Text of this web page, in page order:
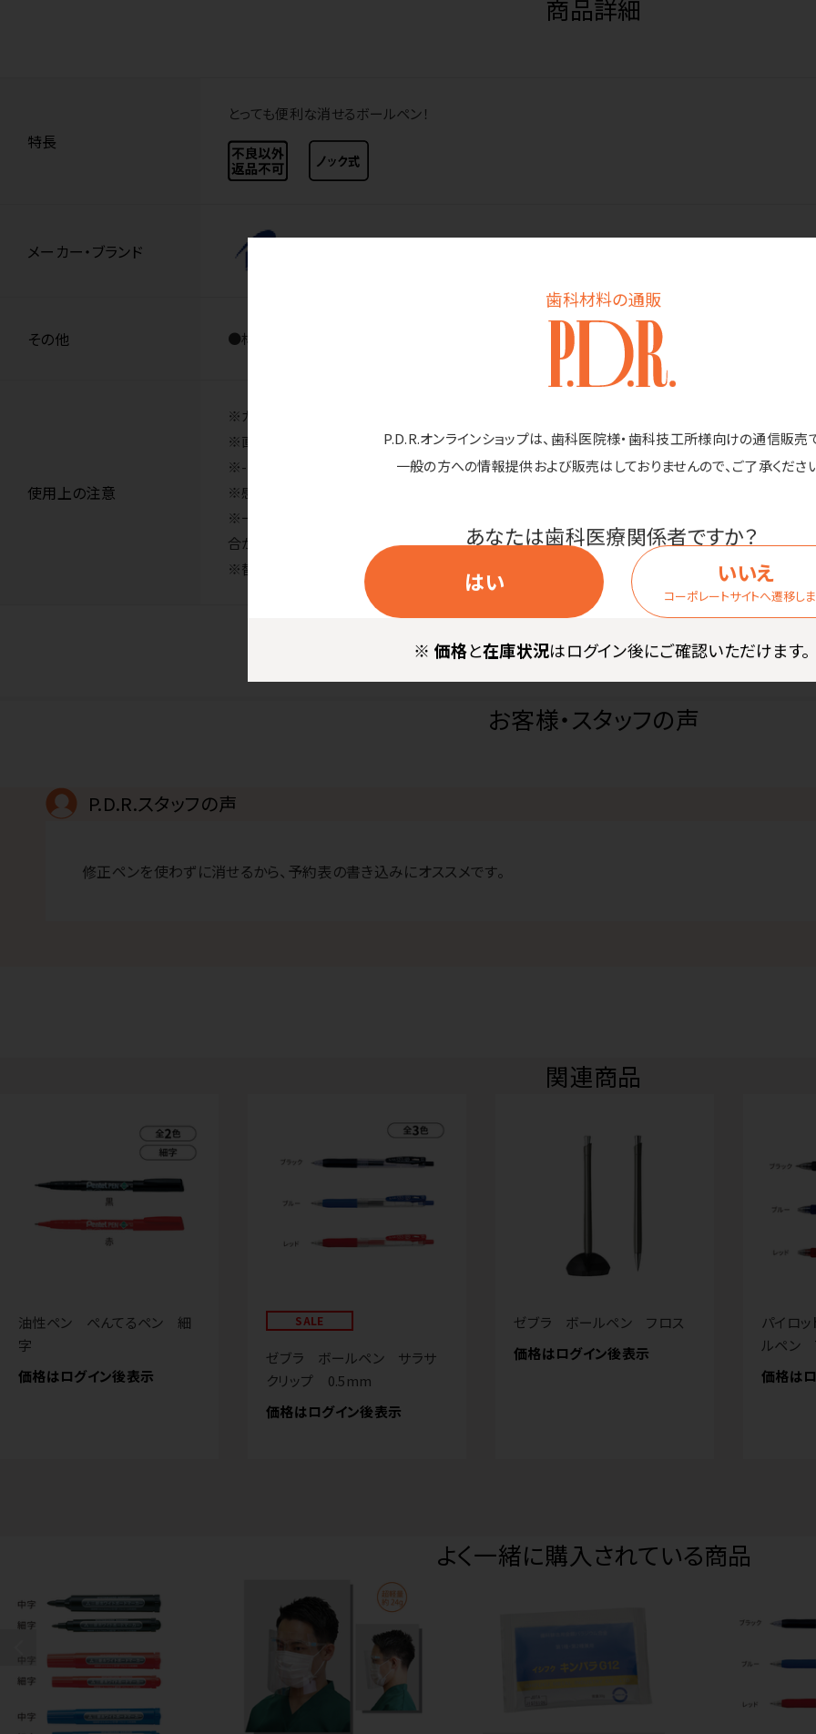
歯科材料の通販
P.D.R.オンラインショップは、歯科医院様・歯科技工所様向けの通信販売
一般の方への情報提供および販売はしておりませんので、ご了承くださ
あなたは歯科医療関係者ですか？
はい
いいえ
コーポレートサイトへ遷移し
※ 価格と在庫状況はログイン後にご確認いただけます。
商品詳細
特長
とっても便利な消せるボールペン！
メーカー・ブランド
その他 ●材質／軸さや：樹脂、ラバー
使用上の注意
※カルテの記入・証明書・宛名書きには使用できません。
※直射日光のあたる場所や高温になる場所に置かないでください。60℃以上になるとインキが無色に
※-10℃前後になると消去した筆跡が戻る場合があります。
※感熱紙など紙の種類によっては、消去に不向きな場合があります。
※一般的にゲルインキボールペンの製品寿命は2年程度といわれています。それ以上になりますと
合があります。
※替芯の取扱いはありません。
お客様・スタッフの声
P.D.R.スタッフの声
修正ペンを使わずに消せるから、予約表の書き込みにオススメです。
関連商品
油性ペン ぺんてるペン 細
字
価格はログイン後表示
SALE
ゼブラ ボールペン サラサ
クリップ 0.5mm
価格はログイン後表示
ゼブラ ボールペン フロス
価格はログイン後表示
パイロ
ルペン
価格は
よく一緒に購入されている商品